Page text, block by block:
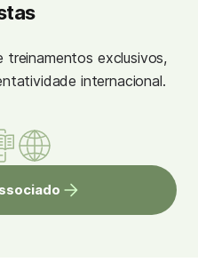
treinamentos exclusivos,
internacional.